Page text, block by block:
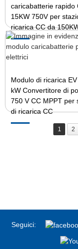
caricabatterie rapido
15KW 750V per
ricarica CC da
Modulo di ricarica
kW Convertitore di
750 V CC MPPT per
di ricarica CC
1 2
Seguici: